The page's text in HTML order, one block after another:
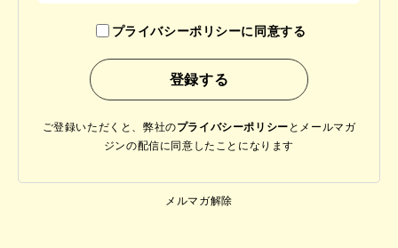
プライバシーポリシーに同意する
ご登録いただくと、弊社のプライバシーポリシー と メールマガ
ジンの配信に同意したことになります
メルマガ解除